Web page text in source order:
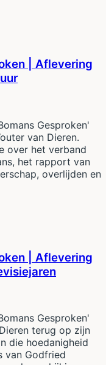
| Aflevering
Gesproken'
van Dieren.
over het verband
het rapport van
overlijden en
| Aflevering
Gesproken'
terug op zijn
die hoedanigheid
van Godfried